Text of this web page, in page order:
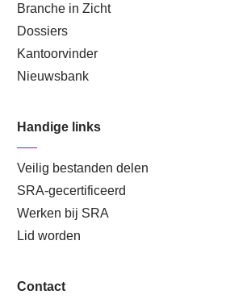
Branche in Zicht
Dossiers
Kantoorvinder
Nieuwsbank
Handige links
Veilig bestanden delen
SRA-gecertificeerd
Werken bij SRA
Lid worden
Contact